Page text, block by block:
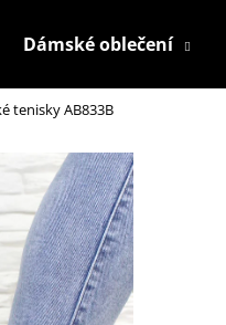
Dámské oblečení
tenisky AB833B
Co potřebujete
Doporučujeme